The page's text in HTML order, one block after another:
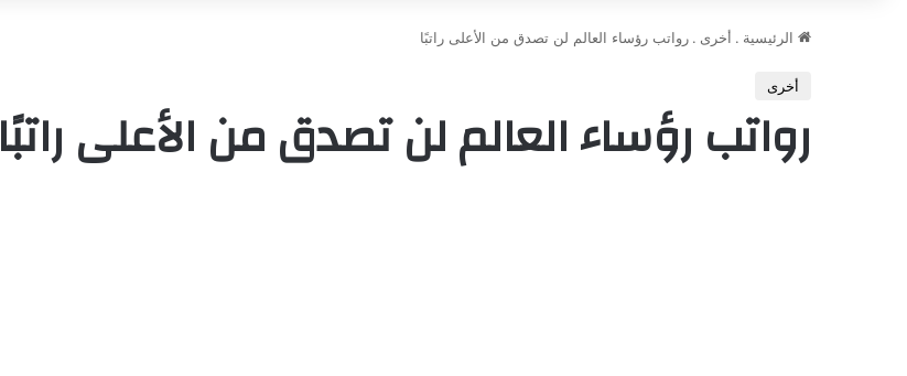
الرئيسية . أخرى . رواتب رؤساء العالم لن تصدق من الأعلى راتبًا
أخرى
رواتب رؤساء العالم لن تصدق من الأعلى راتبًا